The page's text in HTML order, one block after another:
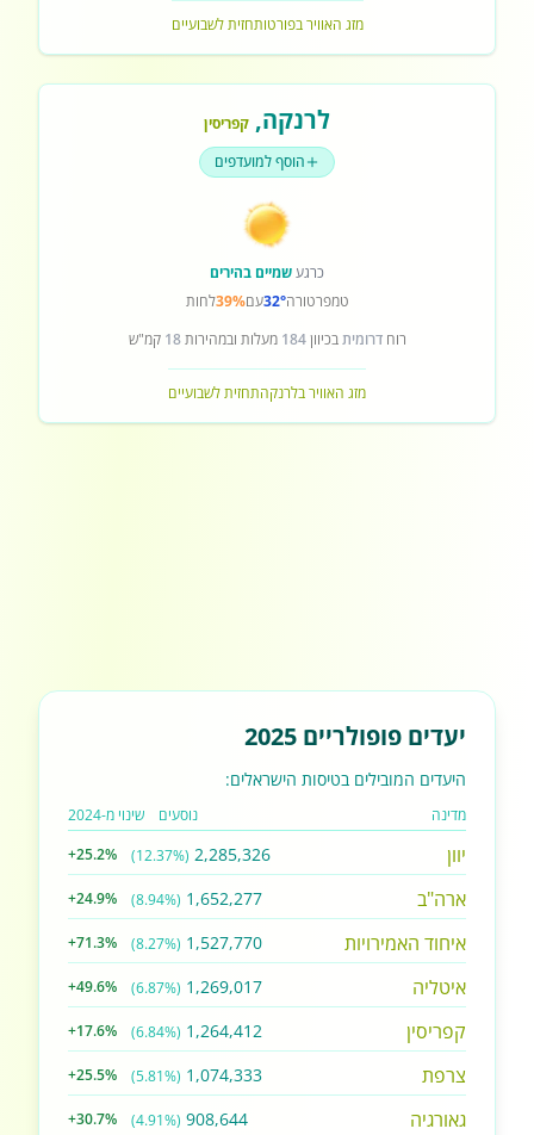
מזג האוויר בפורטותחזית לשבועיים
לרנקה, קפריסין
הוסף למועדפים
כרגעשמיים בהירים
טמפרטורה32°עם39%לחות
רוחדרומיתבכיוון184 מעלות ובמהירות18 קמ"ש
מזג האוויר בלרנקהתחזית לשבועיים
יעדים פופולריים 2025
היעדים המובילים בטיסות הישראלים:
מדינה נוסעים שינוי מ-2024
יוון 2,285,326
(12.37%)
+25.2%
ארה"ב 1,652,277
(8.94%)
+24.9%
איחוד האמירויות 1,527,770
(8.27%)
+71.3%
איטליה 1,269,017
(6.87%)
+49.6%
קפריסין 1,264,412
(6.84%)
+17.6%
צרפת 1,074,333
(5.81%)
+25.5%
גאורגיה 908,644
(4.91%)
+30.7%